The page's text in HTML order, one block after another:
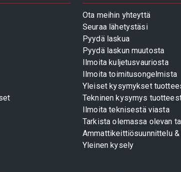
Ota meihin yhteyttä
Seuraa lähetystäsi
Pyydä laskua
Pyydä laskun muutosta
Ilmoita kuljetusvauriosta
Ilmoita toimitusongelmista
Yleiset kysymykset
Tekninen kysymys
Ilmoita teknisestä viasta
Tarkista olemassa olevan
Ammattikeittiösuunnittelu
Yleinen kysely